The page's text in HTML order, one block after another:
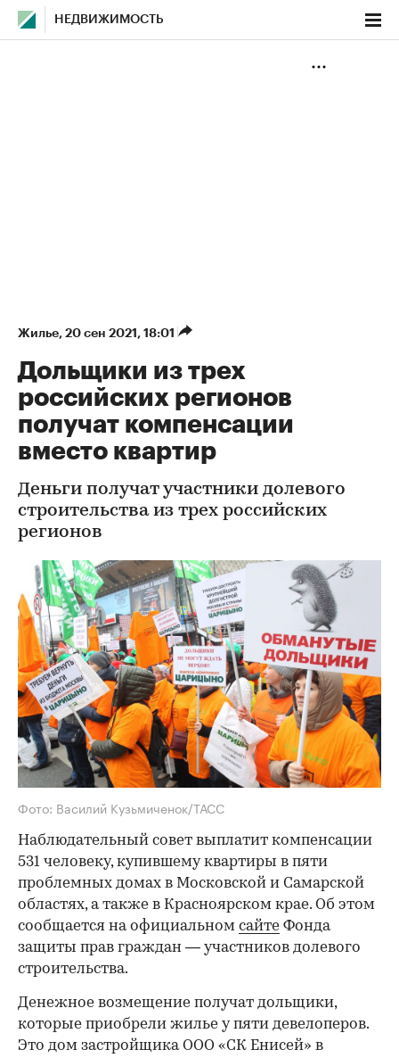
НЕДВИЖИМОСТЬ
Жилье⁠, 20 сен 2021, 18:01
Дольщики из трех
российских регионов
получат компенсации
вместо квартир
Деньги получат участники долевого
строительства из трех российских
регионов
Фото: Василий Кузьмиченок/ТАСС
Наблюдательный совет выплатит компенсации
531 человеку, купившему квартиры в пяти
проблемных домах в Московской и Самарской
областях, а также в Красноярском крае. Об этом
сообщается на официальном сайте Фонда
защиты прав граждан — участников долевого
строительства.
Денежное возмещение получат дольщики,
которые приобрели жилье у пяти девелоперов.
Это дом застройщика ООО «СК Енисей» в